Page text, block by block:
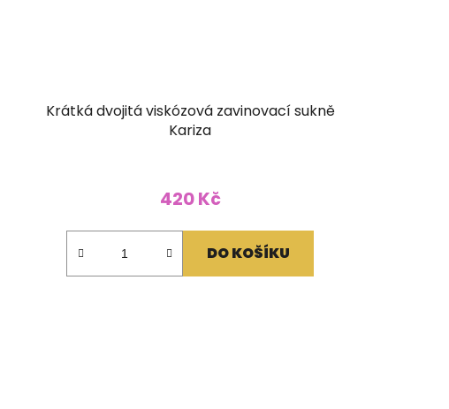
Krátká dvojitá viskózová zavinovací sukně
Kariza
420 Kč
DO KOŠÍKU